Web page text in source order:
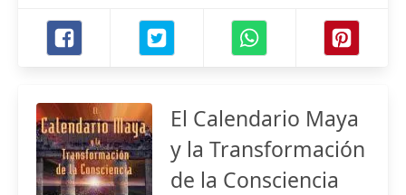
El Calendario Maya
y la Transformación
de la Consciencia